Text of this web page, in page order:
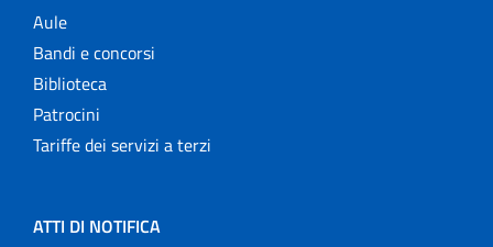
Aule
Bandi e concorsi
Biblioteca
Patrocini
Tariffe dei servizi a terzi
ATTI DI NOTIFICA